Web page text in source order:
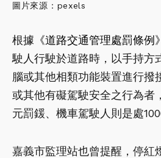
圖片來源：pexels
根據 《道路交通管理處罰條例》
駛人行駛於道路時，以手持方
腦或其他相類功能裝置進行撥
或其他有礙駕駛安全之行為者
元罰鍰、機車駕駛人則是處
嘉義市監理站也曾提醒，停紅